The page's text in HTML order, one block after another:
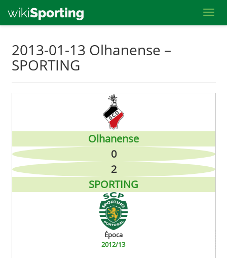
main
2013-01-13 Olhanense –
SPORTING
Olhanense
0
2
SPORTING
Época
2012/13